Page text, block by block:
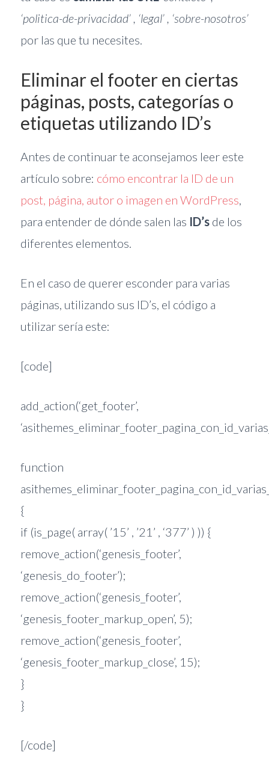
‘politica-de-privacidad’ , ‘legal’ , ‘sobre-nosotros’
por las que tu necesites.
Eliminar el footer en ciertas
páginas, posts, categorías o
etiquetas utilizando ID’s
Antes de continuar te aconsejamos leer este
artículo sobre: cómo encontrar la ID de un
post, página, autor o imagen en WordPress,
para entender de dónde salen las ID’sde los
diferentes elementos.
En el caso de querer esconder para varias
páginas, utilizando sus ID’s, el código a
utilizar sería este:
[code]
add_action(‘get_footer’,
function
{
if (is_page( array( ’15’ , ’21’ , ‘377’ ) )) {
remove_action(‘genesis_footer’,
‘genesis_do_footer’);
remove_action(‘genesis_footer’,
‘genesis_footer_markup_open’, 5);
remove_action(‘genesis_footer’,
‘genesis_footer_markup_close’, 15);
}
}
[/code]